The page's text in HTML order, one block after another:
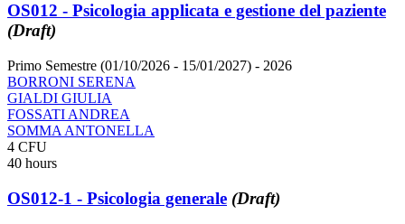
OS012 - Psicologia applicata e gestione del paziente
(Draft)
Primo Semestre (01/10/2026 - 15/01/2027) - 2026
BORRONI SERENA
GIALDI GIULIA
FOSSATI ANDREA
SOMMA ANTONELLA
4 CFU
40 hours
OS012-1 - Psicologia generale (Draft)